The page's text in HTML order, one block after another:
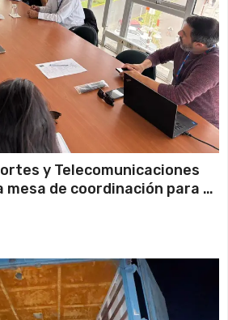
y Telecomunicaciones
de coordinación para el
desuso en Iquique